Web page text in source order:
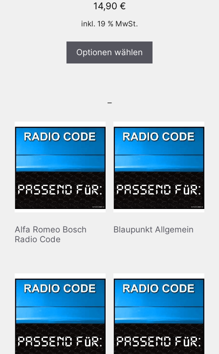
14,90 €
inkl. 19 % MwSt.
Optionen wählen
–
Alfa Romeo Bosch
Radio Code
Blaupunkt Allgemein